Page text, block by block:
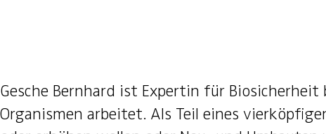
Gesche Bernhard ist Expertin für
Organismen arbeitet. Als Teil eines